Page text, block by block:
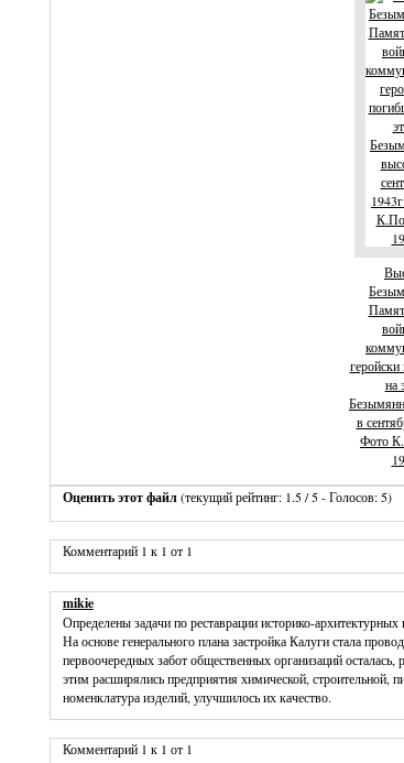
на
в
Фото
Оценить этот файл(текущий рейтинг: 1.5 / 5 - Голосов: 5)
Комментарий 1 к 1 от 1
mikie
Определены задачи по реставрации историко-
На основе генерального плана застройка Калуги стала
первоочередных забот общественных организаций
этим расширялись предприятия химической, строительной,
номенклатура изделий, улучшилось их качество.
Комментарий 1 к 1 от 1